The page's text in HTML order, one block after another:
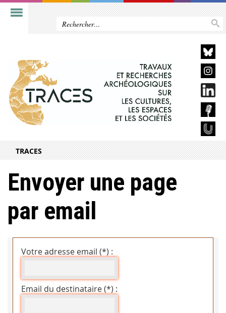
TRACES
Envoyer une page
par email
Votre adresse email (*) :
Email du destinataire (*) :